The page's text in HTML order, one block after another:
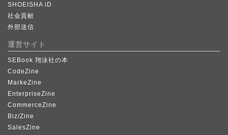
SHOEISHA iD
社会貢献
外部送信
運営サイト
SEBook 翔泳社の本
CodeZine
MarkeZine
EnterpriseZine
CommerceZine
Biz/Zine
SalesZine